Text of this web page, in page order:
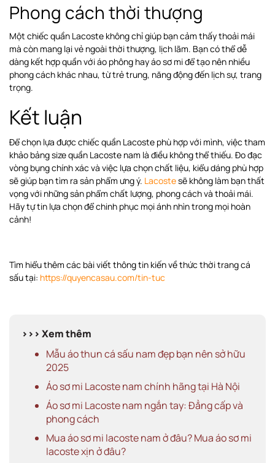
Phong cách thời thượng
Một chiếc quần Lacoste không chỉ giúp bạn cảm thấy thoải mái
mà còn mang lại vẻ ngoài thời thượng, lịch lãm. Bạn có thể dễ
dàng kết hợp quần với áo phông hay áo sơ mi để tạo nên nhiều
phong cách khác nhau, từ trẻ trung, năng động đến lịch sự, trang
trọng.
Kết luận
Để chọn lựa được chiếc quần Lacoste phù hợp với mình, việc tham
khảo bảng size quần Lacoste nam là điều không thể thiếu. Đo đạc
vòng bụng chính xác và việc lựa chọn chất liệu, kiểu dáng phù hợp
sẽ giúp bạn tìm ra sản phẩm ưng ý. Lacostesẽ không làm bạn thất
vọng với những sản phẩm chất lượng, phong cách và thoải mái.
Hãy tự tin lựa chọn để chinh phục mọi ánh nhìn trong mọi hoàn
cảnh!
Tìm hiểu thêm các bài viết thông tin kiến về thức thời trang cá
sấu tại: https://quyencasau.com/tin-tuc
>>> Xem thêm
Mẫu áo thun cá sấu nam đẹp bạn nên sở hữu
2025
Áo sơ mi Lacoste nam chính hãng tại Hà Nội
Áo sơ mi Lacoste nam ngắn tay: Đẳng cấp và
phong cách
Mua áo sơ mi lacoste nam ở đâu? Mua áo sơ mi
lacoste xịn ở đâu?